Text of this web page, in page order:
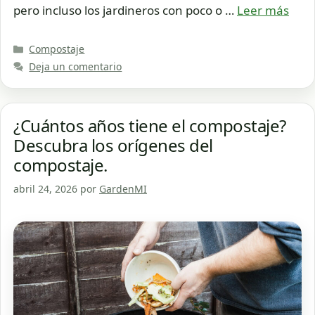
pero incluso los jardineros con poco o … Leer más
Categorías
Compostaje
Deja un comentario
¿Cuántos años tiene el compostaje?
Descubra los orígenes del
compostaje.
abril 24, 2026 por GardenMI